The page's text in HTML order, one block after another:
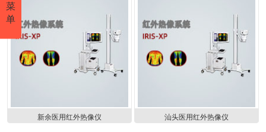
新余医用红外热像仪 汕头医用红外热像仪
菜
单